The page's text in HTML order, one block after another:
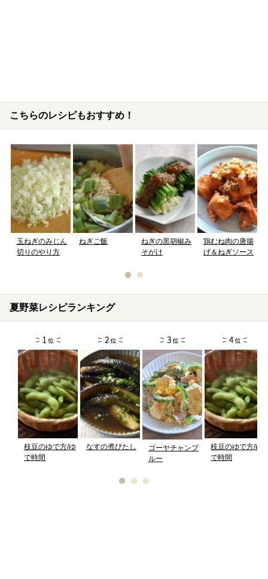
こちらのレシピもおすすめ！
玉ねぎのみじん
切りのやり方
ねぎご飯
ねぎの黒胡椒み
そがけ
鶏むね肉の唐揚
げ＆ねぎソース
夏野菜レシピランキング
枝豆のゆで方/ゆ
で時間
なすの煮びたし
ゴーヤチャンプ
ルー
枝豆のゆで方/ゆ
で時間